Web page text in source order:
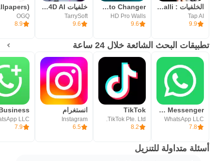
الخلفيات : Walli برنامج خلفيات
Tap AI
9.9
4K Wallpapers, Auto Changer
HD Pro Walls
9.6
خلفيات 4D AI و 3D من GRUBL™
TarrySoft
9.6
OGQ
8.9
تطبيقات البحث الشائعة خلال 24 ساعة
WhatsApp Messenger - واتساب مسنجر
WhatsApp LLC
7.8
TikTok
TikTok Pte. Ltd.
8.2
انستغرام
Instagram
6.5
LLC
7.9
أسئلة متداولة للتنزيل